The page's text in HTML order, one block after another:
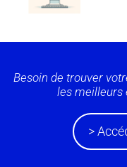
Besoin de trouver
les meilleurs
>